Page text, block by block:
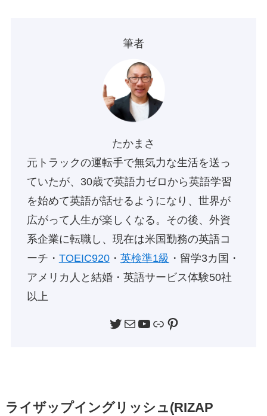
筆者
たかまさ
元トラックの運転手で無気力な生活を送っ
ていたが、30歳で英語力ゼロから英語学習
を始めて英語が話せるようになり、世界が
広がって人生が楽しくなる。その後、外資
系企業に転職し、現在は米国勤務の英語コ
ーチ・ TOEIC920・ 英検準1級 ・留学3カ国・
アメリカ人と結婚・英語サービス体験50社
以上
Twitter メールYouTube リンク Pinterest
ライザップイングリッシュ(RIZAP